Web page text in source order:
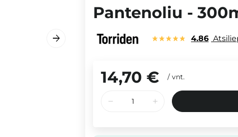
Pantenoliu -
4.86
14,70 € / vnt.